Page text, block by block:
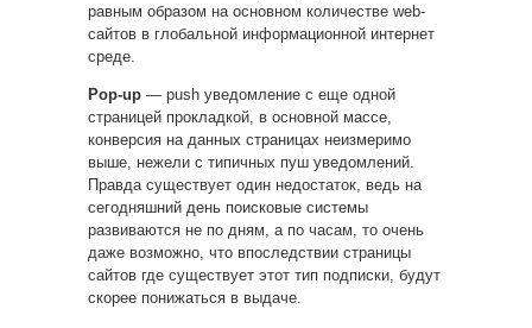
равным образом на основном количестве web-
сайтов в глобальной информационной интернет
среде.
Pop-up — push уведомление с еще одной
страницей прокладкой, в основной массе,
конверсия на данных страницах неизмеримо
выше, нежели с типичных пуш уведомлений.
Правда существует один недостаток, ведь на
сегодняшний день поисковые системы
развиваются не по дням, а по часам, то очень
даже возможно, что впоследствии страницы
сайтов где существует этот тип подписки, будут
скорее понижаться в выдаче.